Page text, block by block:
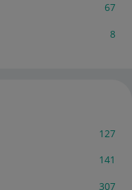
67
8
127
141
307